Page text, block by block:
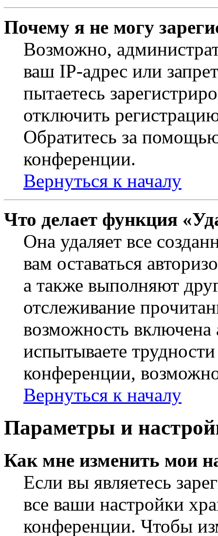
Почему я не могу
Возможно,
ваш IP-адрес или
пытаетесь
отключить
Обратитесь за
конференции.
Вернуться к началу
Что делает функция
Она удаляет все
вам оставаться
а также выполняют
отслеживание
возможность
испытываете
конференции,
Вернуться к началу
Параметры и
Как мне изменить мои
Если вы являетесь
все ваши настройки
конференции. Чтобы